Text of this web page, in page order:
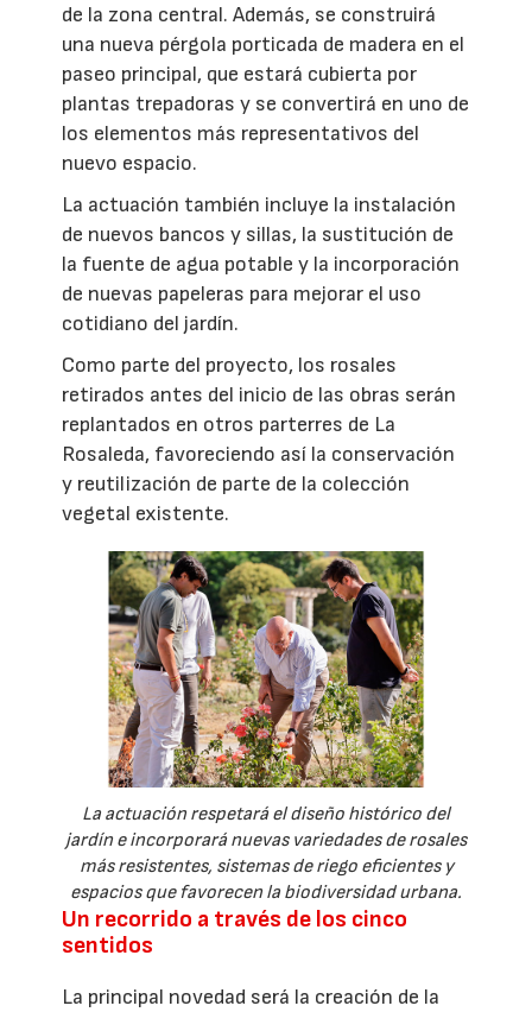
de la zona central. Además, se construirá
una nueva pérgola porticada de madera en el
paseo principal, que estará cubierta por
plantas trepadoras y se convertirá en uno de
los elementos más representativos del
nuevo espacio.
La actuación también incluye la instalación
de nuevos bancos y sillas, la sustitución de
la fuente de agua potable y la incorporación
de nuevas papeleras para mejorar el uso
cotidiano del jardín.
Como parte del proyecto, los rosales
retirados antes del inicio de las obras serán
replantados en otros parterres de La
Rosaleda, favoreciendo así la conservación
y reutilización de parte de la colección
vegetal existente.
La actuación respetará el diseño histórico del
jardín e incorporará nuevas variedades de rosales
más resistentes, sistemas de riego eficientes y
espacios que favorecen la biodiversidad urbana.
Un recorrido a través de los cinco
sentidos
La principal novedad será la creación de la